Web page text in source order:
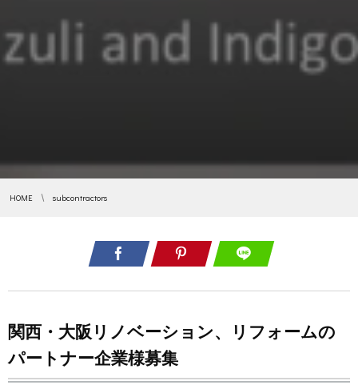
HOME subcontractors
関西・大阪リノベーション、リフォームの
パートナー企業様募集